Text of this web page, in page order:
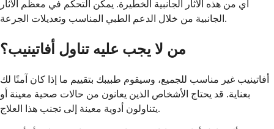
أي من هذه الآثار الجانبية الخطيرة. يمكن التحكم في معظم الآثار
الجانبية من خلال الدعم الطبي المناسب وتعديلات الجرعة.
من لا يجب عليه تناول أفاتينيب؟
أفاتينيب غير مناسب للجميع، وسيقوم طبيبك بتقييم ما إذا كان آمنًا لك
بعناية. قد يحتاج الأشخاص الذين يعانون من حالات صحية معينة أو
يتناولون أدوية معينة إلى تجنب هذا العلاج.